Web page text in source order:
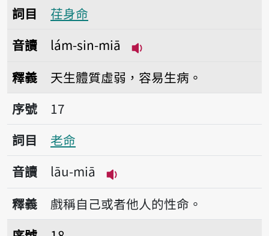
詞目
荏身命
音讀
lám-sin-miā
釋義
天生體質虛弱，容易生病。
序號17老命
序號
17
詞目
老命
音讀
lāu-miā
播放音讀lāu-miā
釋義
戲稱自己或者他人的性命。
序號18命案